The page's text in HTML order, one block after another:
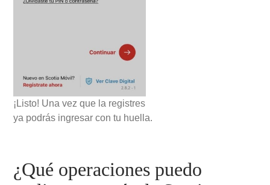
¡Listo! Una vez que la registres
ya podrás ingresar con tu huella.
¿Qué operaciones puedo